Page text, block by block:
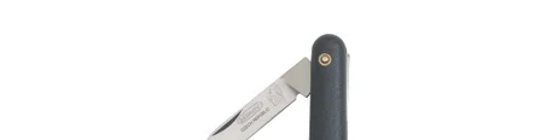
Nůž roubovací je profesionální nůž od tradičního českého
výrobce MIKOV. Ideální pro ovocnáře a milovníky růží.
Na objednání, skladem do 5 dnů